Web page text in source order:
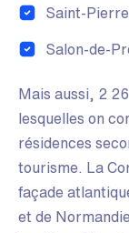
Saint-Pierre
Salon-de-
Mais aussi, 2
lesquelles on
résidences
tourisme. La
façade
et de